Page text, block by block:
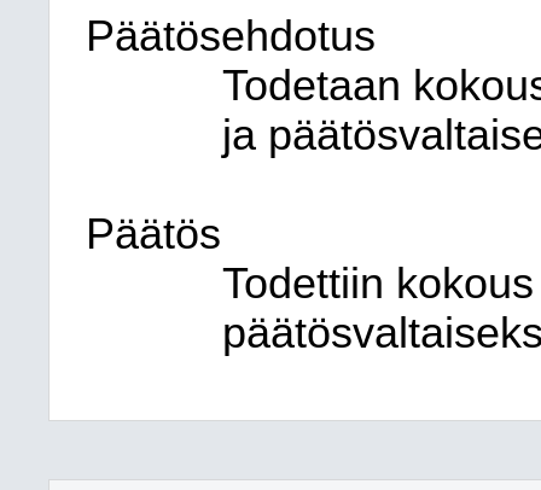
Päätösehdotus
Todetaan
ja
Päätös
Todettiin